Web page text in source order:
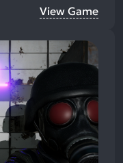
View Game